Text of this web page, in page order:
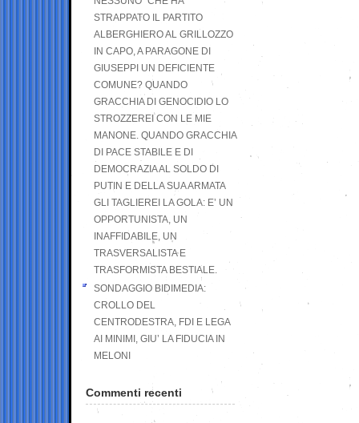
STRAPPATO IL PARTITO
ALBERGHIERO AL GRILLOZZO
IN CAPO, A PARAGONE DI
GIUSEPPI UN DEFICIENTE
COMUNE? QUANDO
GRACCHIA DI GENOCIDIO LO
STROZZEREI CON LE MIE
MANONE. QUANDO GRACCHIA
DI PACE STABILE E DI
DEMOCRAZIA AL SOLDO DI
PUTIN E DELLA SUA ARMATA
GLI TAGLIEREI LA GOLA: E’ UN
OPPORTUNISTA, UN
INAFFIDABILE, UN
TRASVERSALISTA E
TRASFORMISTA BESTIALE.
SONDAGGIO BIDIMEDIA:
CROLLO DEL
CENTRODESTRA, FDI E LEGA
AI MINIMI, GIU’ LA FIDUCIA IN
MELONI
Commenti recenti